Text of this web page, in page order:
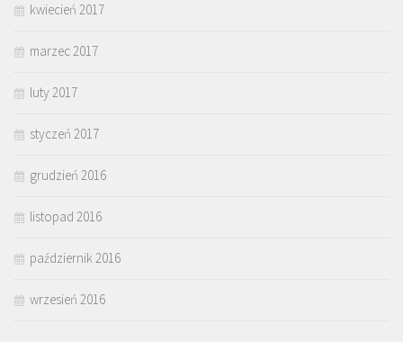
kwiecień 2017
marzec 2017
luty 2017
styczeń 2017
grudzień 2016
listopad 2016
październik 2016
wrzesień 2016